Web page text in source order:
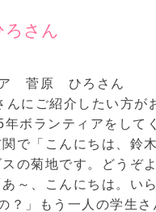
さん
ア 菅原 ひろさん
にご紹介したい方
年ボランティアをし
で「こんにちは、鈴
の菊地です。どうぞ
～、こんにちは。い
」もう一人の学生